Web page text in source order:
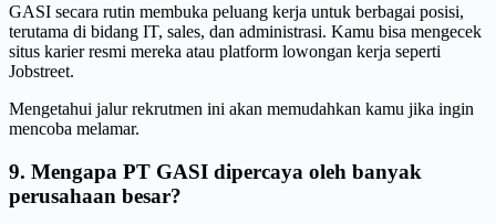
GASI secara rutin membuka peluang kerja untuk berbagai posisi,
terutama di bidang IT, sales, dan administrasi. Kamu bisa mengecek
situs karier resmi mereka atau platform lowongan kerja seperti
Jobstreet.
Mengetahui jalur rekrutmen ini akan memudahkan kamu jika ingin
mencoba melamar.
9. Mengapa PT GASI dipercaya oleh banyak
perusahaan besar?